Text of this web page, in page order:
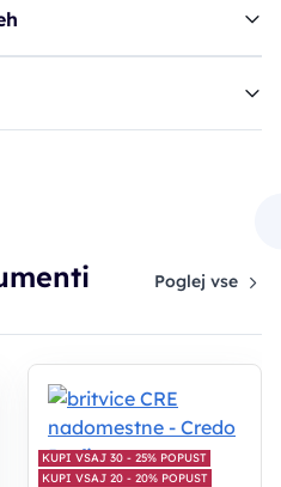
Poglej vse
KUPI VSAJ 30 - 25% POPUST
KUPI VSAJ 20 - 20% POPUST